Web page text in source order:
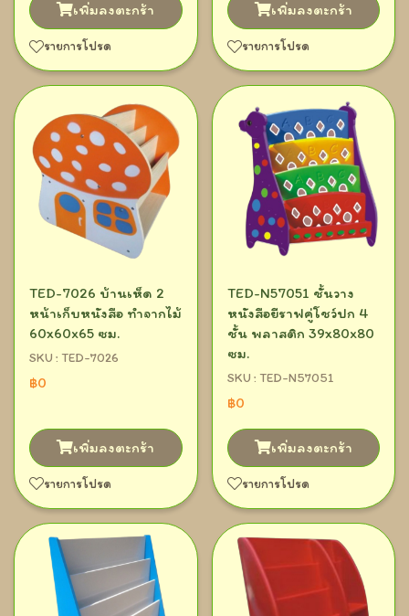
เพิ่มลงตะกร้า
รายการโปรด
เพิ่มลงตะกร้า
รายการโปรด
TED-7026 บ้านเห็ด 2
หน้าเก็บหนังสือ ทำจากไม้
60x60x65 ซม.
SKU : TED-7026
฿0
เพิ่มลงตะกร้า
รายการโปรด
TED-N57051 ชั้นวาง
หนังสือยีราฟคู่โชว์ปก 4
ชั้น พลาสติก 39x80x80
ซม.
SKU : TED-N57051
฿0
เพิ่มลงตะกร้า
รายการโปรด